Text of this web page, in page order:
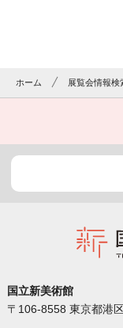
ホーム 展覧会情報検
国立新美術館
〒106-8558 東京都港